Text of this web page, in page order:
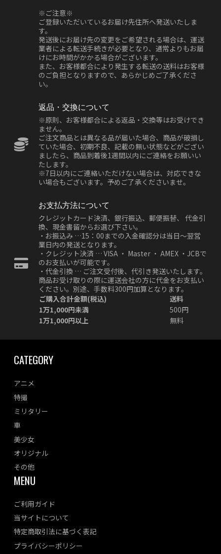
※ご注意※
ご登録いただいているお届け先住所へ発送いたしま
す。
発送後にお届け先の変更をご希望される場合は、運送
業者による転送手続きが必要となり、通常よりもお届
けにお時間がかかる場合がございます。
また、お客様都合により発生する転送の送料はお客様
のご負担となりますので、あらかじめご了承くださ
い。
返品・交換について
※原則、お客様都合による返品・交換等はお受けでき
ません。
ご注文商品とは異なる品が届いた場合、商品が破損し
ていた場合、初期不良、記載の無い状態などがござい
ましたら、商品到着後1週間以内にご連絡をお願いい
たします。
※7日以内にご連絡いただけない場合は、対応できな
い場合もございます。予めご了承くださいませ。
お支払方法について
クレジットカード決済、銀行振込、郵便振替、 代金引
換、現金書留からお選び下さい。
・お振込み …15：00までの入金確認分は当日～翌営
業日内の発送となります。
・クレジット決済 … VISA ・ Master ・ AMEX ・JCBで
のお支払いが可能です。
・代金引換 … ご注文受付後、代引き発送いたします。
商品お受け取りの際に運送会社の方に代金をお支払い
ください。別途、手数料300円加算となります。
ご購入合計金額(税込)
送料
1万1,000円未満
500円
1万1,000円以上
無料
CATEGORY
アニメ
特撮
ミリタリー
車
美少女
オリジナル
その他
MENU
ご利用ガイド
当サイトについて
特定商取引法に基づく表記
プライバシーポリシー